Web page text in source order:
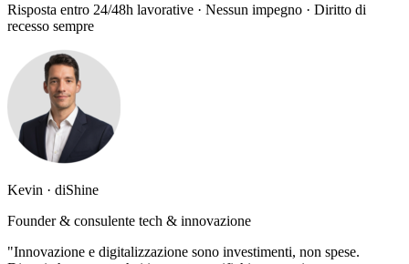
Risposta entro 24/48h lavorative · Nessun impegno · Diritto di
recesso sempre
Kevin · diShine
Founder & consulente tech & innovazione
"Innovazione e digitalizzazione sono investimenti, non spese.